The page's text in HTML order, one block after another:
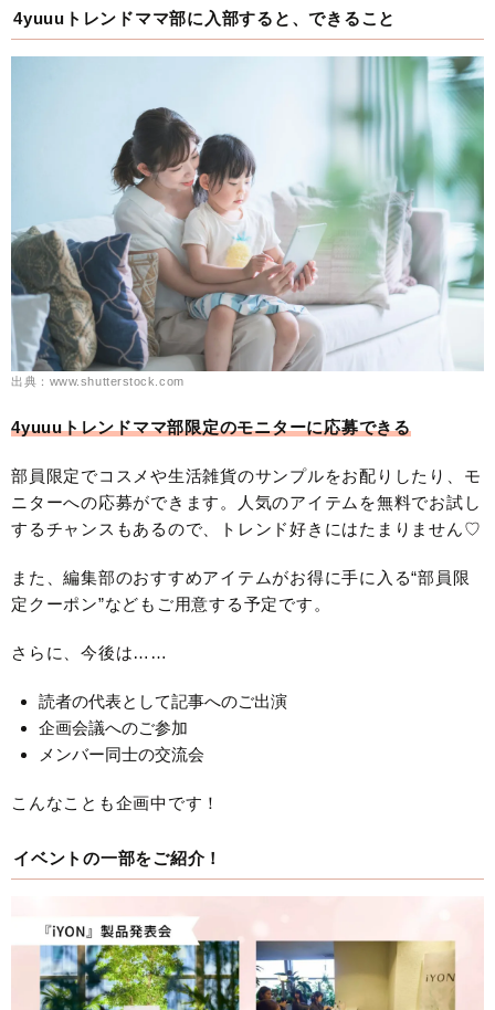
4yuuuトレンドママ部に入部すると、できること
出典：www.shutterstock.com
4yuuuトレンドママ部限定のモニターに応募できる
部員限定でコスメや生活雑貨のサンプルをお配りしたり、モ
ニターへの応募ができます。人気のアイテムを無料でお試し
するチャンスもあるので、トレンド好きにはたまりません♡
また、編集部のおすすめアイテムがお得に手に入る“部員限
定クーポン”などもご用意する予定です。
さらに、今後は……
読者の代表として記事へのご出演
企画会議へのご参加
メンバー同士の交流会
こんなことも企画中です！
イベントの一部をご紹介！